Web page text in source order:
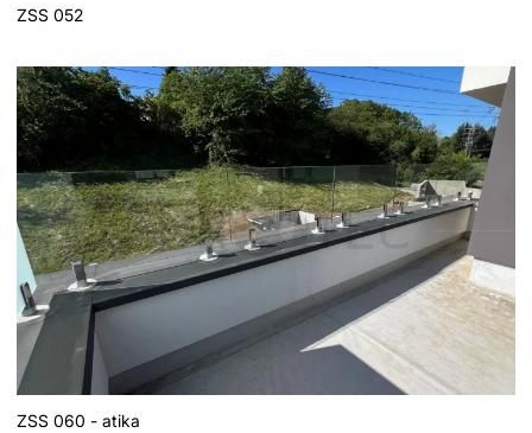
ZSS 052
ZSS 060 - atika